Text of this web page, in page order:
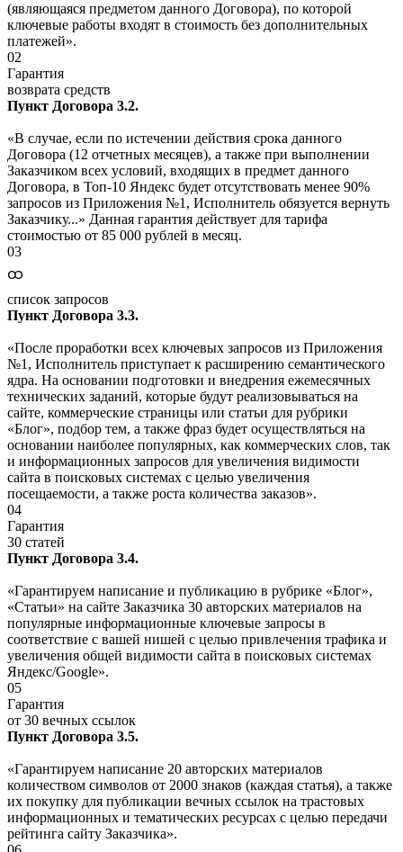
(являющаяся предметом данного Договора), по которой
ключевые работы входят в стоимость без дополнительных
платежей».
02
Гарантия
возврата средств
Пункт Договора 3.2.
«В случае, если по истечении действия срока данного
Договора (12 отчетных месяцев), а также при выполнении
Заказчиком всех условий, входящих в предмет данного
Договора, в Топ-10 Яндекс будет отсутствовать менее 90%
запросов из Приложения №1, Исполнитель обязуется вернуть
Заказчику...» Данная гарантия действует для тарифа
стоимостью от 85 000 рублей в месяц.
03
ထ
список запросов
Пункт Договора 3.3.
«После проработки всех ключевых запросов из Приложения
№1, Исполнитель приступает к расширению семантического
ядра. На основании подготовки и внедрения ежемесячных
технических заданий, которые будут реализовываться на
сайте, коммерческие страницы или статьи для рубрики
«Блог», подбор тем, а также фраз будет осуществляться на
основании наиболее популярных, как коммерческих слов, так
и информационных запросов для увеличения видимости
сайта в поисковых системах с целью увеличения
посещаемости, а также роста количества заказов».
04
Гарантия
30 статей
Пункт Договора 3.4.
«Гарантируем написание и публикацию в рубрике «Блог»,
«Статьи» на сайте Заказчика 30 авторских материалов на
популярные информационные ключевые запросы в
соответствие с вашей нишей с целью привлечения трафика и
увеличения общей видимости сайта в поисковых системах
Яндекс/Google».
05
Гарантия
от 30 вечных ссылок
Пункт Договора 3.5.
«Гарантируем написание 20 авторских материалов
количеством символов от 2000 знаков (каждая статья), а также
их покупку для публикации вечных ссылок на трастовых
информационных и тематических ресурсах с целью передачи
рейтинга сайту Заказчика».